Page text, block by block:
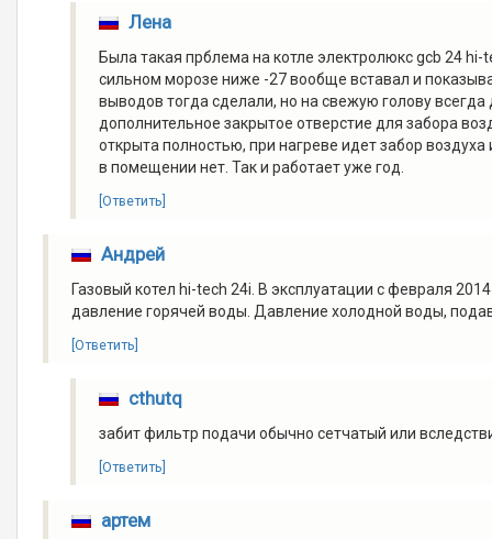
Лена
Была такая прблема на котле электролюкс gcb 24
сильном морозе ниже -27 вообще вставал и
выводов тогда сделали, но на свежую голову
дополнительное закрытое отверстие для забора
открыта полностью, при нагреве идет забор
в помещении нет. Так и работает уже год.
[Ответить]
Андрей
Газовый котел hi-tech 24i. В эксплуатации с февраля
давление горячей воды. Давление холодной воды,
[Ответить]
cthutq
забит фильтр подачи обычно сетчатый или
[Ответить]
артем